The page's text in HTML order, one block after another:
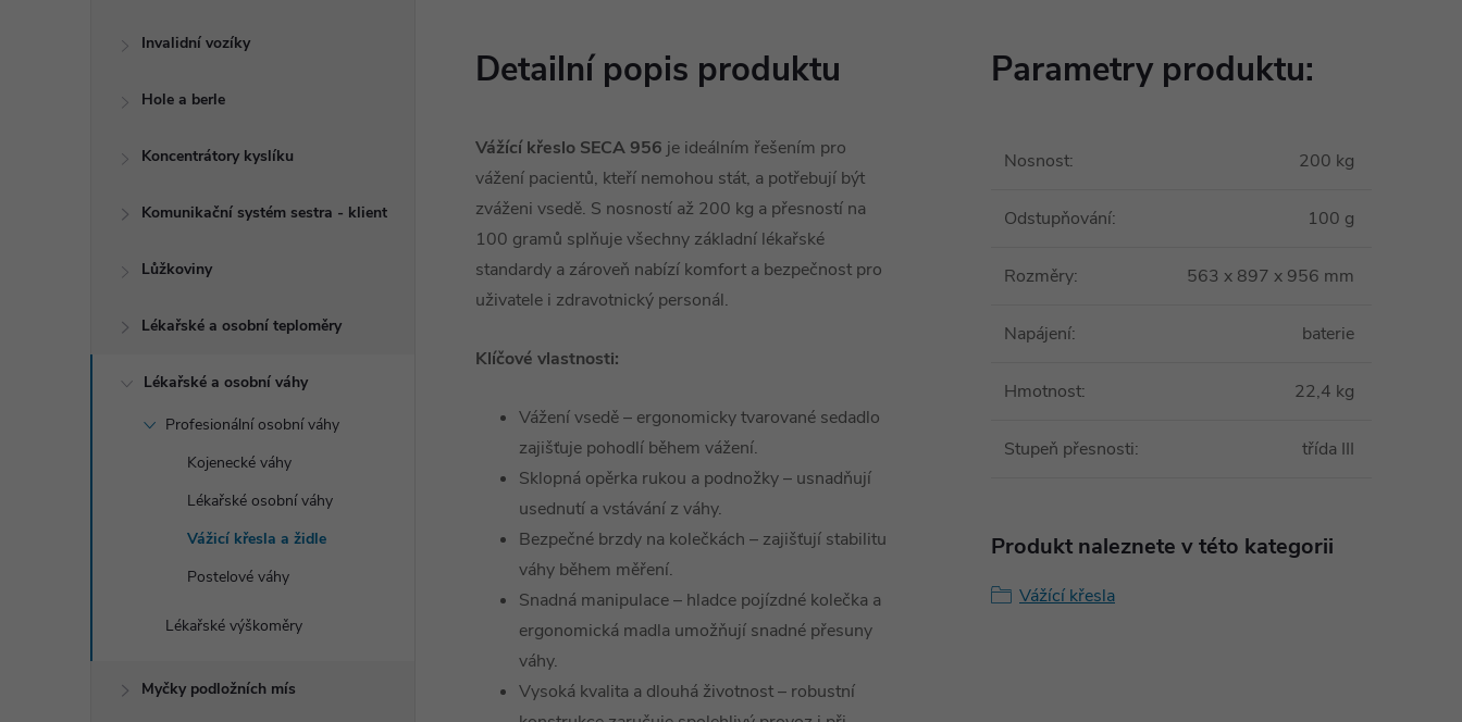
Invalidní vozíky
Hole a berle
Koncentrátory kyslíku
Komunikační systém sestra - klient
Lůžkoviny
Lékařské a osobní teploměry
Lékařské a osobní váhy
Profesionální osobní váhy
Kojenecké váhy
Lékařské osobní váhy
Vážicí křesla a židle
Postelové váhy
Lékařské výškoměry
Myčky podložních mís
Detailní popis produktu
Vážící křeslo SECA 956 je ideálním řešením pro
vážení pacientů, kteří nemohou stát, a potřebují být
zváženi vsedě. S nosností až 200 kg a přesností na
100 gramů splňuje všechny základní lékařské
standardy a zároveň nabízí komfort a bezpečnost pro
uživatele i zdravotnický personál.
Klíčové vlastnosti:
Vážení vsedě – ergonomicky tvarované sedadlo
zajišťuje pohodlí během vážení.
Sklopná opěrka rukou a podnožky – usnadňují
usednutí a vstávání z váhy.
Bezpečné brzdy na kolečkách – zajišťují stabilitu
váhy během měření.
Snadná manipulace – hladce pojízdné kolečka a
ergonomická madla umožňují snadné přesuny
váhy.
Vysoká kvalita a dlouhá životnost – robustní
Parametry produktu:
Nosnost: 200 kg
Odstupňování: 100 g
Rozměry: 563 x 897 x 956 mm
Napájení: baterie
Hmotnost: 22,4 kg
Stupeň přesnosti: třída III
Produkt naleznete v této kategorii
Vážící křesla